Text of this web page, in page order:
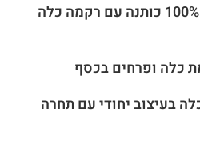
100% כותנה
עם רקמה כלה
כלה ופרחים בכסף
בעיצוב יחודי עם תחרה